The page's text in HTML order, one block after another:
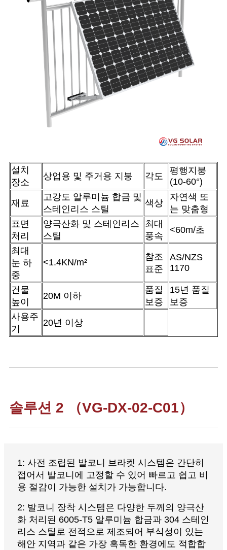
설치
장소
상업용 및 주거용 지붕 각도
평행지붕
(10-60°)
재료
고강도 알루미늄 합금 및
스테인리스 스틸
색상
자연색 또
는 맞춤형
표면
처리
양극산화 및 스테인리스
스틸
최대
풍속
<60m/초
최대
눈 하
중
<1.4KN/m²
참조
표준
AS/NZS
1170
건물
높이
20M 이하
품질
보증
15년 품질
보증
사용주
기
20년 이상
솔루션 2 （VG-DX-02-C01）
1: 사전 조립된 발코니 브라켓 시스템은 간단히
접어서 발코니에 고정할 수 있어 빠르고 쉽고 비
용 절감이 가능한 설치가 가능합니다.
2: 발코니 장착 시스템은 다양한 두께의 양극산
화 처리된 6005-T5 알루미늄 합금과 304 스테인
리스 스틸로 전적으로 제조되어 부식성이 있는
해안 지역과 같은 가장 혹독한 환경에도 적합합